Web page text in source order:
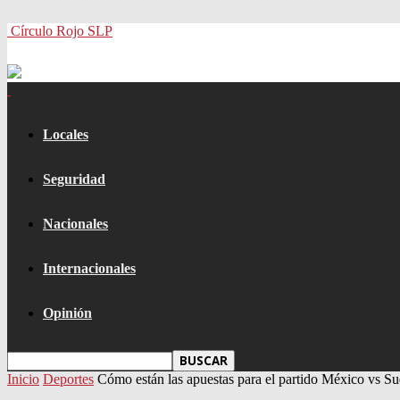
Círculo Rojo SLP
Locales
Seguridad
Nacionales
Internacionales
Opinión
Inicio Deportes Cómo están las apuestas para el partido México vs